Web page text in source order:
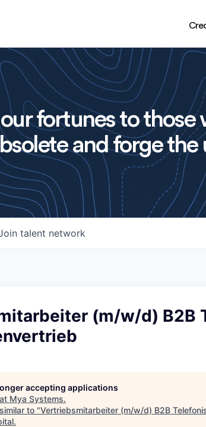
fortunes to those
and forge
talent network
(m/w/d) B2B
accepting applications
Mya Systems.
to "Vertriebsmitarbeiter (m/w/d) B2B
.